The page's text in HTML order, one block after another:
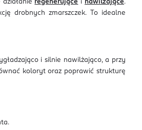
regenerujące i nawilżające.
drobnych zmarszczek. To idealne
i silnie nawilżająco, a przy
koloryt oraz poprawić strukturę